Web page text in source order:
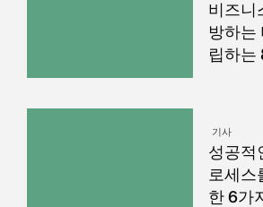
비즈니
방하는
립하는
기사
성공적
로세스
한 6가